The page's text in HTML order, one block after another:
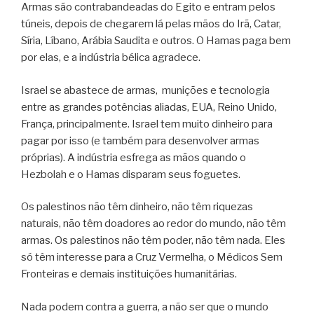
Armas são contrabandeadas do Egito e entram pelos
túneis, depois de chegarem lá pelas mãos do Irã, Catar,
Síria, Líbano, Arábia Saudita e outros. O Hamas paga bem
por elas, e a indústria bélica agradece.
Israel se abastece de armas, munições e tecnologia
entre as grandes potências aliadas, EUA, Reino Unido,
França, principalmente. Israel tem muito dinheiro para
pagar por isso (e também para desenvolver armas
próprias). A indústria esfrega as mãos quando o
Hezbolah e o Hamas disparam seus foguetes.
Os palestinos não têm dinheiro, não têm riquezas
naturais, não têm doadores ao redor do mundo, não têm
armas. Os palestinos não têm poder, não têm nada. Eles
só têm interesse para a Cruz Vermelha, o Médicos Sem
Fronteiras e demais instituições humanitárias.
Nada podem contra a guerra, a não ser que o mundo